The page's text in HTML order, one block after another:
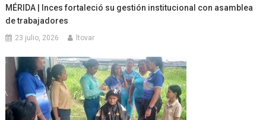
MÉRIDA | Inces fortaleció su gestión institucional con asamblea
de trabajadores
23 julio, 2026 ltovar